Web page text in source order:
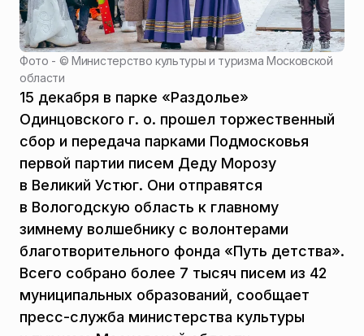
Фото - ©Министерство культуры и туризма Московской
области
15 декабря в парке «Раздолье»
Одинцовского г. о. прошел торжественный
сбор и передача парками Подмосковья
первой партии писем Деду Морозу
в Великий Устюг. Они отправятся
в Вологодскую область к главному
зимнему волшебнику с волонтерами
благотворительного фонда «Путь детства».
Всего собрано более 7 тысяч писем из 42
муниципальных образований, сообщает
пресс-служба министерства культуры